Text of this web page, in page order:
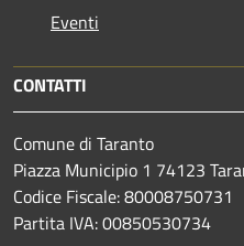
Eventi
CONTATTI
Comune di Taranto
Piazza Municipio 1 74123
Codice Fiscale: 80008750731
Partita IVA: 00850530734